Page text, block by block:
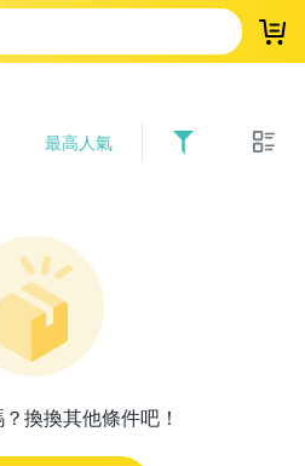
登
最高人氣
換換其他條件吧！